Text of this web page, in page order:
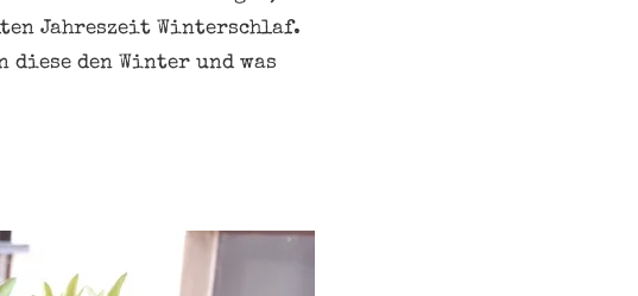
Jahreszeit Winterschlaf.
den Winter und was